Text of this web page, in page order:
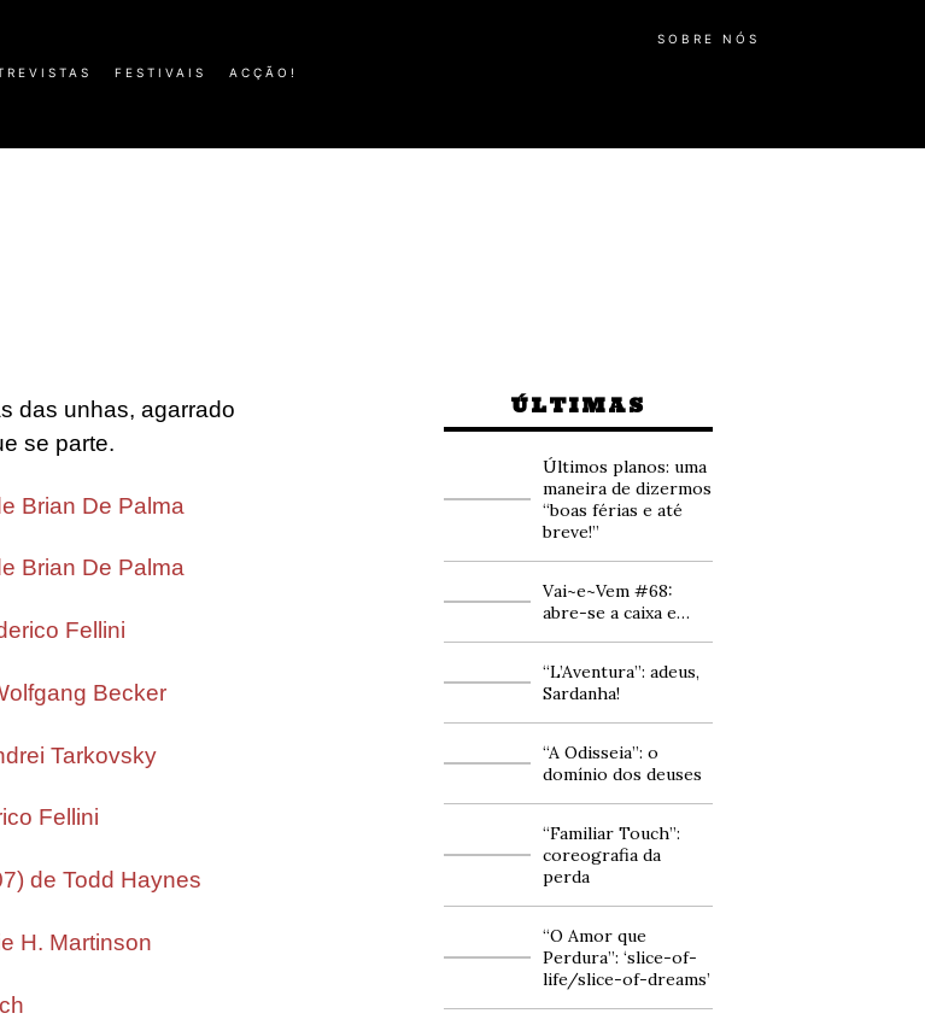
FESTIVAIS ACÇÃO!
SOBRE NÓS
das unhas, agarrado
se parte.
ÚLTIMAS
Últimos planos: uma
maneira de dizermos
“boas férias e até
breve!”
Vai~e~Vem #68:
abre-se a caixa e…
“L’Aventura”: adeus,
Sardanha!
“A Odisseia”: o
domínio dos deuses
“Familiar Touch”:
coreografia da
perda
“O Amor que
Perdura”: ‘slice-of-
life/slice-of-dreams’